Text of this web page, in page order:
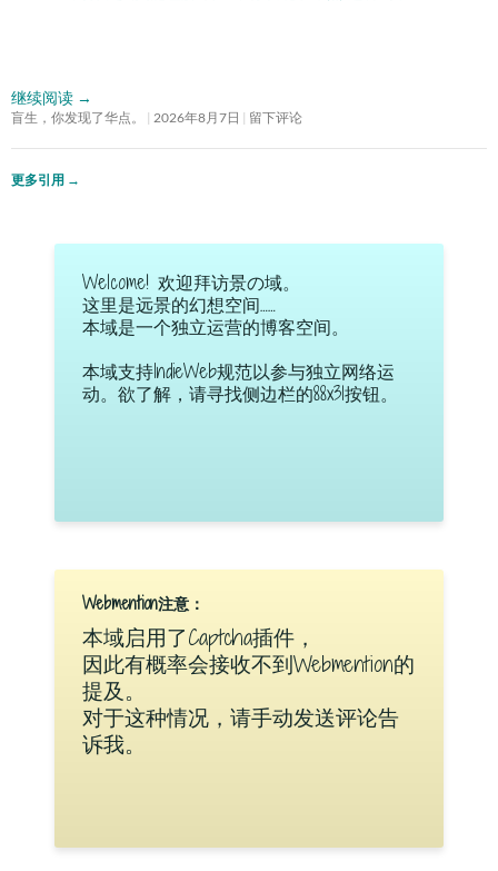
继续阅读 →
盲生，你发现了华点。 2026年8月7日 留下评论
更多引用 →
Welcome! 欢迎拜访景の域。
这里是远景的幻想空间……
本域是一个独立运营的博客空间。
本域支持IndieWeb规范以参与独立网络运
动。欲了解，请寻找侧边栏的88x31按钮。
Webmention注意：
本域启用了Captcha插件，
因此有概率会接收不到Webmention的
提及。
对于这种情况，请手动发送评论告
诉我。